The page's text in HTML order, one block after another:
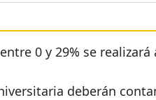
0 y 29% se
deberán